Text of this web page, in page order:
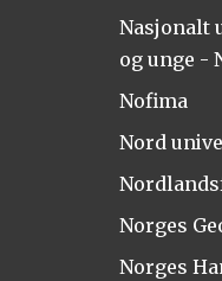
Nasjonalt
og unge -
Nofima
Nord
Norges
Norges